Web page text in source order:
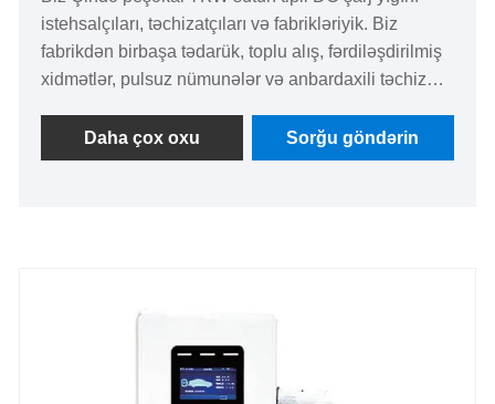
istehsalçıları, təchizatçıları və fabrikləriyik. Biz
fabrikdən birbaşa tədarük, toplu alış, fərdiləşdirilmiş
xidmətlər, pulsuz nümunələr və anbardaxili təchizat
yığını çox ssenarili istifadə üçün uyğun olan
səmərəli, təhlükəsiz və çevik doldurma cihazıdır. O,
Daha çox oxu Sorğu göndərin